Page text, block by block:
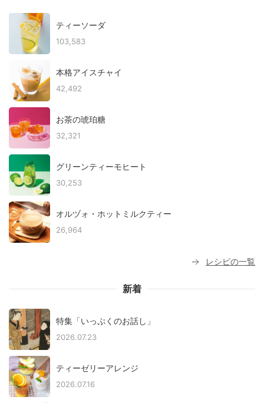
ティーソーダ
103,583
本格アイスチャイ
42,492
お茶の琥珀糖
32,321
グリーンティーモヒート
30,253
オルヅォ・ホットミルクティー
26,964
レシピの一覧
新着
特集「いっぷくのお話し」
2026.07.23
ティーゼリーアレンジ
2026.07.16